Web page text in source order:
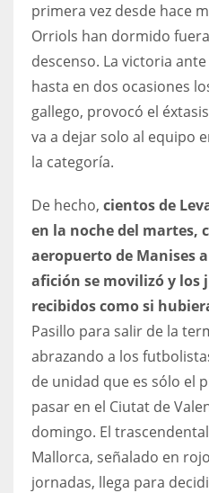
6
DEN
24
PIT
20
19
NYG
24
MIA
17
primera vez desde hace
Orriols han dormido
descenso. La victoria
hasta en dos ocasiones
gallego, provocó el
va a dejar solo al equipo
la categoría.
De hecho, cientos de
en la noche del martes,
aeropuerto de Manises
afición se movilizó y los
recibidos como si
Pasillo para salir de la
abrazando a los
de unidad que es sólo el
pasar en el Ciutat de
domingo. El
Mallorca, señalado en
jornadas, llega para